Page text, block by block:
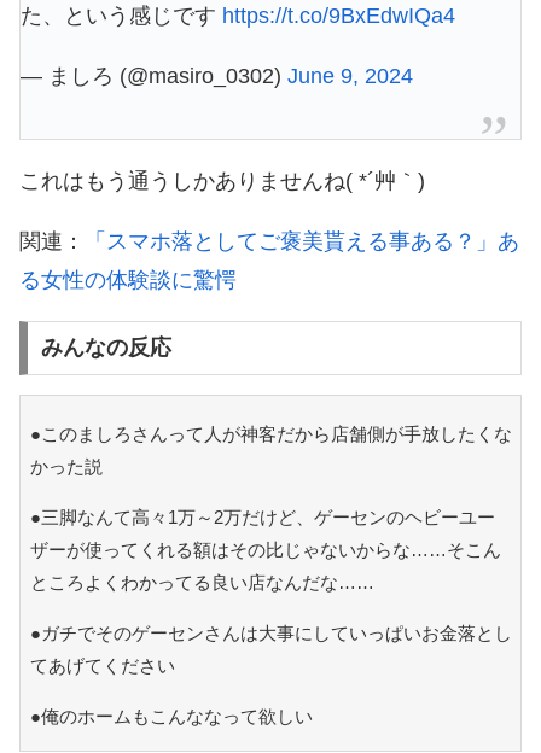
た、という感じです https://t.co/9BxEdwIQa4
— ましろ (@masiro_0302) June 9, 2024
これはもう通うしかありませんね( *´艸｀)
関連：
「スマホ落としてご褒美貰える事ある？」あ
る女性の体験談に驚愕
みんなの反応
●このましろさんって人が神客だから店舗側が手放したくな
かった説
●三脚なんて高々1万～2万だけど、ゲーセンのヘビーユー
ザーが使ってくれる額はその比じゃないからな……そこん
ところよくわかってる良い店なんだな……
●ガチでそのゲーセンさんは大事にしていっぱいお金落とし
てあげてください
●俺のホームもこんななって欲しい